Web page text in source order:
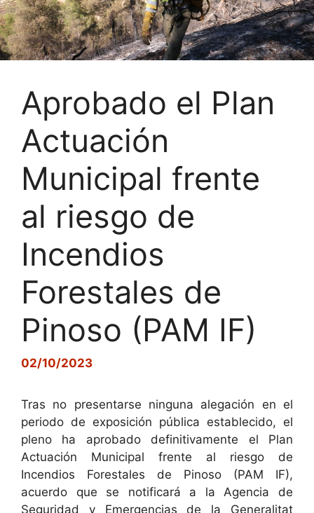
Aprobado el Plan
Actuación
Municipal frente
al riesgo de
Incendios
Forestales de
Pinoso (PAM IF)
02/10/2023
Tras no presentarse ninguna alegación en el
periodo de exposición pública establecido, el
pleno ha aprobado definitivamente el Plan
Actuación Municipal frente al riesgo de
Incendios Forestales de Pinoso (PAM IF),
acuerdo que se notificará a la Agencia de
Seguridad y Emergencias de la Generalitat